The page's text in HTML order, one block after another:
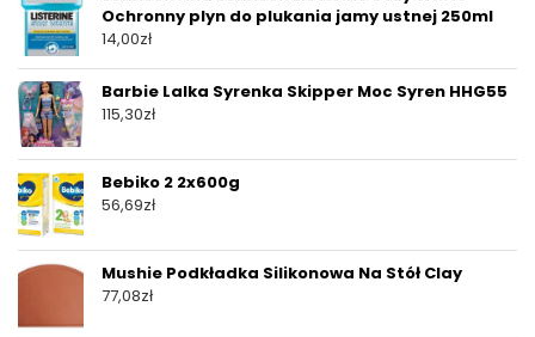
Ochronny plyn do plukania jamy ustnej 250ml
14,00zł
Barbie Lalka Syrenka Skipper Moc Syren HHG55
115,30zł
Bebiko 2 2x600g
56,69zł
Mushie Podkładka Silikonowa Na Stół Clay
77,08zł